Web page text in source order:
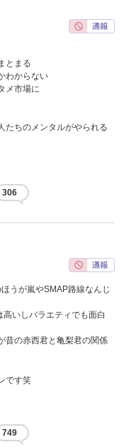
とまる
わからない
メ市場に
たちのメンタルがやられる
306
うが嵐やSMAP路線なんじ
いしバラエティでも面白
昔の赤西君と亀梨君の関係
です笑
749